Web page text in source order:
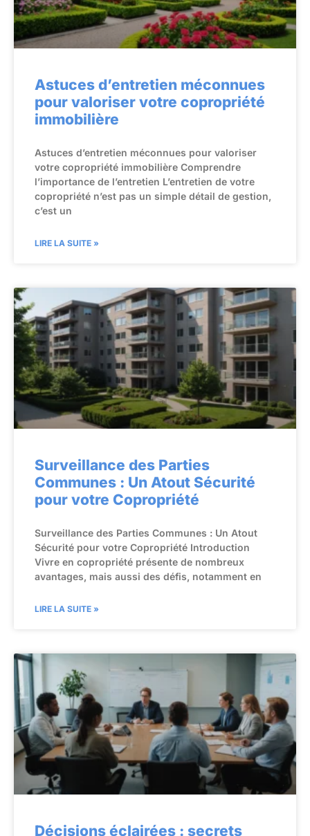
Astuces d’entretien méconnues
pour valoriser votre copropriété
immobilière
Astuces d’entretien méconnues pour valoriser
votre copropriété immobilière Comprendre
l’importance de l’entretien L’entretien de votre
copropriété n’est pas un simple détail de gestion,
c’est un
LIRE LA SUITE »
Surveillance des Parties
Communes : Un Atout Sécurité
pour votre Copropriété
Surveillance des Parties Communes : Un Atout
Sécurité pour votre Copropriété Introduction
Vivre en copropriété présente de nombreux
avantages, mais aussi des défis, notamment en
LIRE LA SUITE »
Décisions éclairées : secrets